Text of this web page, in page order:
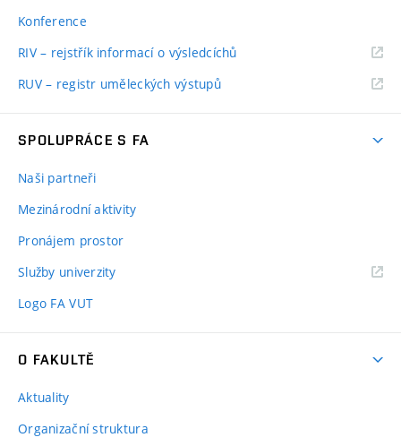
Konference
RIV – rejstřík informací o výsledcíchů
RUV – registr uměleckých výstupů
SPOLUPRÁCE S FA
Naši partneři
Mezinárodní aktivity
Pronájem prostor
Služby univerzity
Logo FA VUT
O FAKULTĚ
Aktuality
Organizační struktura